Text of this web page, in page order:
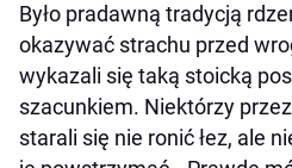
Było pradawną tradycją
okazywać strachu przed
wykazali się taką stoicką
szacunkiem. Niektórzy
starali się nie ronić łez, ale